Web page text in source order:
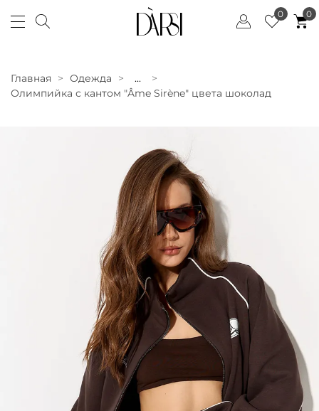
0 0
Главная Одежда
...
Олимпийка с кантом "Âme Sirène" цвета шоколад